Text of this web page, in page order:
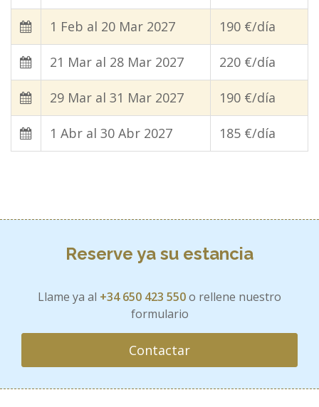
1 Feb al 20 Mar 2027 190 €/día
21 Mar al 28 Mar 2027 220 €/día
29 Mar al 31 Mar 2027 190 €/día
1 Abr al 30 Abr 2027 185 €/día
Reserve ya su estancia
Llame ya al +34 650 423 550o rellene nuestro
formulario
Contactar